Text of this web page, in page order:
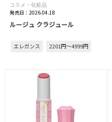
コスメ・化粧品
発売日：2026.04.18
ルージュ クラジュール
エレガンス 2201円～4999円